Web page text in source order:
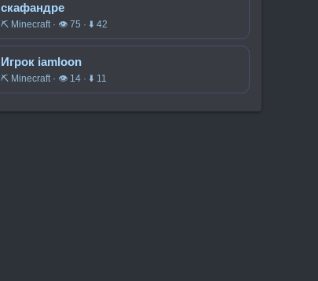
скафандре
⛏️ Minecraft · 👁 75 · ⬇ 42
Игрок iamloon
⛏️ Minecraft · 👁 14 · ⬇ 11